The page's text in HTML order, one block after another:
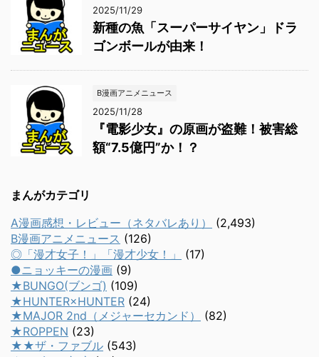
2025/11/29
新種の魚「スーパーサイヤン」ドラ
ゴンボールが由来！
B漫画アニメニュース
2025/11/28
『電影少女』の原画が盗難！被害総
額“7.5億円”か！？
まんがカテゴリ
A漫画感想・レビュー（ネタバレあり）
(2,493)
B漫画アニメニュース (126)
◎「漫才女子！」「漫才少女！」
(17)
●ニョッキーの漫画 (9)
★BUNGO(ブンゴ) (109)
★HUNTER×HUNTER (24)
★MAJOR 2nd（メジャーセカンド）
(82)
★ROPPEN (23)
★★ザ・ファブル (543)